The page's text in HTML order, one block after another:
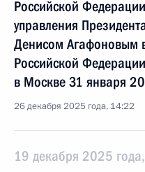
Российской
управления
Денисом Агафоновым
Российской
в Москве 31 января
26 декабря 2025 года, 14:22
19 декабря 2025